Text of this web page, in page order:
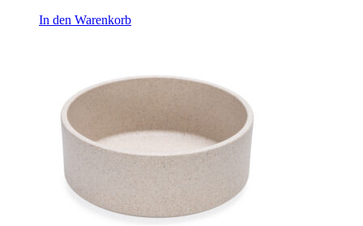
In den Warenkorb